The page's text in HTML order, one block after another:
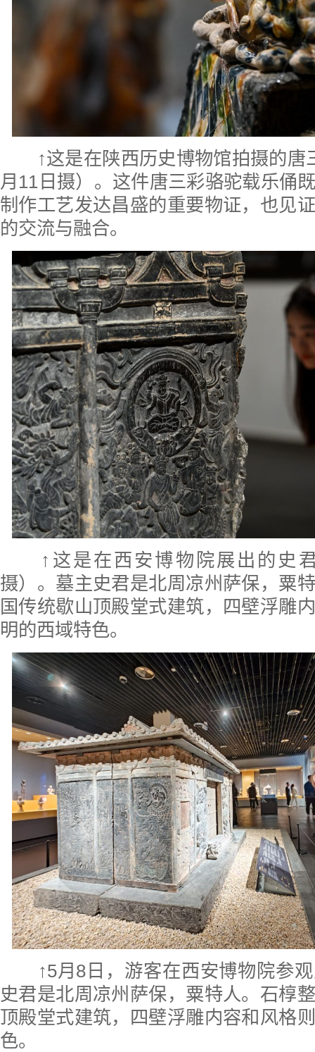
↑这是在陕西历史博物馆拍摄的唐
月11日摄）。这件唐三彩骆驼载乐俑
制作工艺发达昌盛的重要物证，也见
的交流与融合。
↑这是在西安博物院展出的史
摄）。墓主史君是北周凉州萨保，粟
国传统歇山顶殿堂式建筑，四壁浮雕
明的西域特色。
↑5月8日，游客在西安博物院参
史君是北周凉州萨保，粟特人。石椁
顶殿堂式建筑，四壁浮雕内容和风格
色。